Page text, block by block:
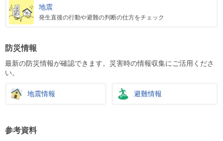
地震
発生直後の行動や避難の判断の仕方をチェック
防災情報
最新の防災情報が確認できます。災害時の情報収集にご活用くださ
い。
地震情報 避難情報
参考資料